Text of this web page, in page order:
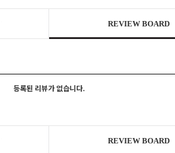
REVIEW BOARD
등록된 리뷰가 없습니다.
REVIEW BOARD